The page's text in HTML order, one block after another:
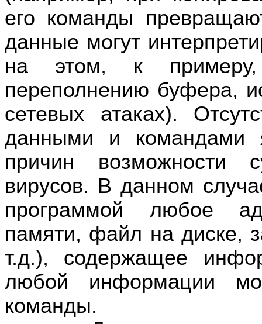
его команды
данные могут
на этом, к примеру,
переполнению буфера,
сетевых атаках).
данными и командами
причин возможности
вирусов. В данном
программой любое
памяти, файл на диске,
т.д.), содержащее
любой информации
команды.